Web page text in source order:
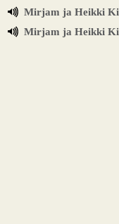
Mirjam ja Heikki
Mirjam ja Heikki